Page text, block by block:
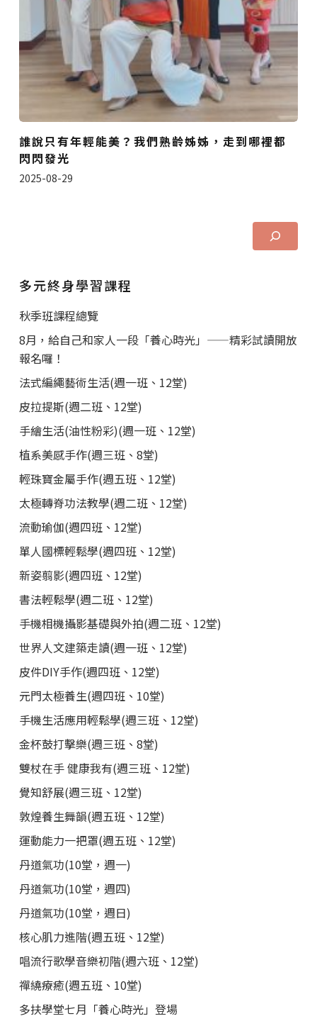
誰說只有年輕能美？我們熟齡姊姊，走到哪裡都
閃閃發光
2025-08-29
多元終身學習課程
秋季班課程總覽
8月，給自己和家人一段「養心時光」——精彩試讀開放
報名囉！
法式編繩藝術生活(週一班、12堂)
皮拉提斯(週二班、12堂)
手繪生活(油性粉彩)(週一班、12堂)
植系美感手作(週三班、8堂)
輕珠寶金屬手作(週五班、12堂)
太極轉脊功法教學(週二班、12堂)
流動瑜伽(週四班、12堂)
單人國標輕鬆學(週四班、12堂)
新姿翦影(週四班、12堂)
書法輕鬆學(週二班、12堂)
手機相機攝影基礎與外拍(週二班、12堂)
世界人文建築走讀(週一班、12堂)
皮件DIY手作(週四班、12堂)
元門太極養生(週四班、10堂)
手機生活應用輕鬆學(週三班、12堂)
金杯鼓打擊樂(週三班、8堂)
雙杖在手 健康我有(週三班、12堂)
覺知舒展(週三班、12堂)
敦煌養生舞韻(週五班、12堂)
運動能力一把罩(週五班、12堂)
丹道氣功(10堂，週一)
丹道氣功(10堂，週四)
丹道氣功(10堂，週日)
核心肌力進階(週五班、12堂)
唱流行歌學音樂初階(週六班、12堂)
禪繞療癒(週五班、10堂)
多扶學堂七月「養心時光」登場